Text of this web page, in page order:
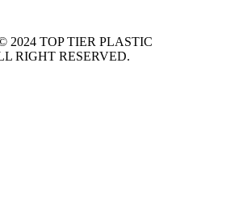
2024 TOP TIER PLASTIC
RIGHT RESERVED.